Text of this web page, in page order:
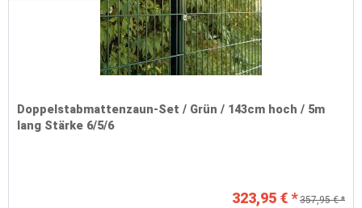
Doppelstabmattenzaun-Set / Grün / 143cm hoch / 5m
lang Stärke 6/5/6
323,95 € * 357,95 € *